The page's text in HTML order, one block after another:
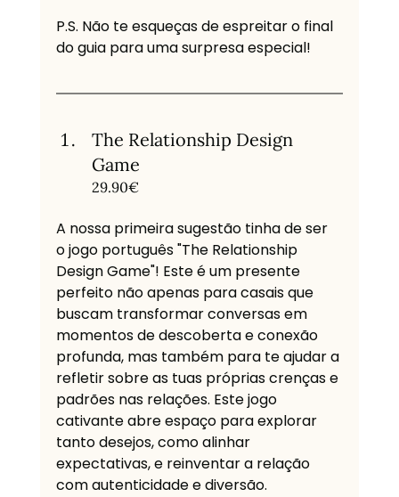
P.S. Não te esqueças de espreitar o final
do guia para uma surpresa especial!
The Relationship Design
Game
29.90€
A nossa primeira sugestão tinha de ser
o jogo português "The Relationship
Design Game"! Este é um presente
perfeito não apenas para casais que
buscam transformar conversas em
momentos de descoberta e conexão
profunda, mas também para te ajudar a
refletir sobre as tuas próprias crenças e
padrões nas relações. Este jogo
cativante abre espaço para explorar
tanto desejos, como alinhar
expectativas, e reinventar a relação
com autenticidade e diversão.